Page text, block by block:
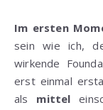
Im ersten
sein wie ich,
wirkende
erst einmal
als mittel